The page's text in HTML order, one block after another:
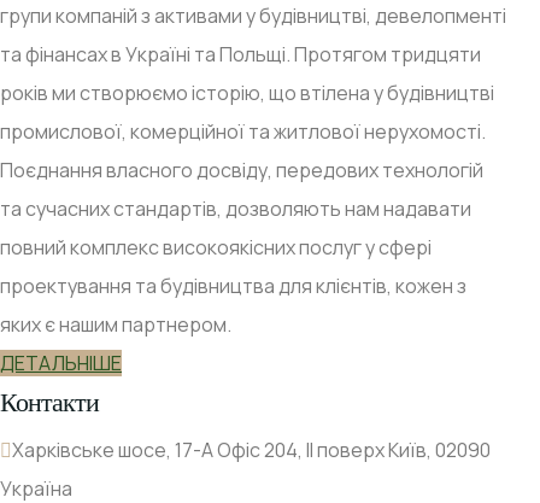
групи компаній з активами у будівництві, девелопменті
та фінансах в Україні та Польщі. Протягом тридцяти
років ми створюємо історію, що втілена у будівництві
промислової, комерційної та житлової нерухомості.
Поєднання власного досвіду, передових технологій
та сучасних стандартів, дозволяють нам надавати
повний комплекс високоякісних послуг у сфері
проектування та будівництва для клієнтів, кожен з
яких є нашим партнером.
ДЕТАЛЬНІШЕ
Контакти
Харківське шосе, 17-А Офіс 204, ІІ поверх Київ, 02090
Україна